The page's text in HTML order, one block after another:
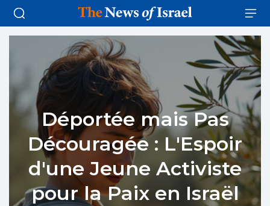
Déportée mais Pas
Découragée : L'Espoir
d'une Jeune Activiste
pour la Paix en Israël